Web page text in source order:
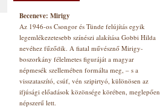
Beceneve: Mirigy
Az 1946-os Csongor és Tünde felújítás egyik
legemlékezetesebb színészi alakítása Gobbi Hilda
nevéhez fűződik. A fiatal művésznő Mirigy-
boszorkány félelmetes figuráját a magyar
népmesék szellemében formálta meg, – s a
visszataszító, csúf, vén szipirtyó, különösen az
ifjúsági előadások közönsége körében, meglepően
népszerű lett.